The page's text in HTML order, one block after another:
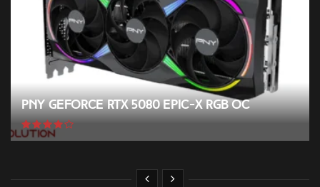
PNY GeForce RTX 5080 EPIC-X RGB OC